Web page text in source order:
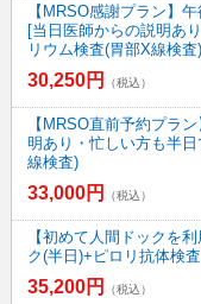
【MRSO感謝プラン】
[当日医師からの説明あ
リウム検査(胃部X線検査)
30,250円 （税込）
【MRSO直前予約プラ
明あり・忙しい方も半
線検査)
33,000円 （税込）
【初めて人間ドックを
ク(半日)+ピロリ抗体検査
35,200円 （税込）